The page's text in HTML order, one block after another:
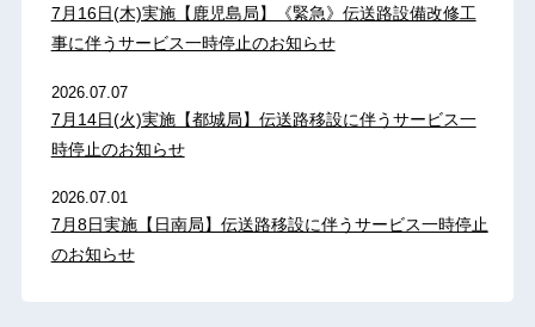
7月16日(木)実施【鹿児島局】《緊急》伝送路設備改修工
事に伴うサービス一時停止のお知らせ
2026.07.07
7月14日(火)実施【都城局】伝送路移設に伴うサービス一
時停止のお知らせ
2026.07.01
7月8日実施【日南局】伝送路移設に伴うサービス一時停止
のお知らせ